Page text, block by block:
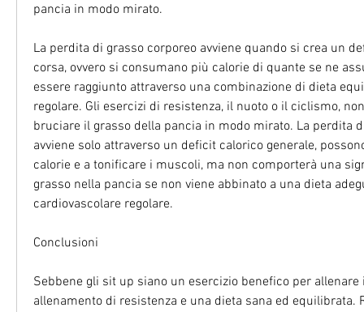
pancia in modo mirato.
La perdita di grasso corporeo avviene quando si crea un
corsa, ovvero si consumano più calorie di quante se ne
essere raggiunto attraverso una combinazione di dieta
regolare. Gli esercizi di resistenza, il nuoto o il ciclismo,
bruciare il grasso della pancia in modo mirato. La perdita
avviene solo attraverso un deficit calorico generale,
calorie e a tonificare i muscoli, ma non comporterà una
grasso nella pancia se non viene abbinato a una dieta
cardiovascolare regolare.
Conclusioni
Sebbene gli sit up siano un esercizio benefico per
allenamento di resistenza e una dieta sana ed equilibrata.